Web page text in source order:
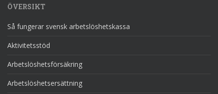
ÖVERSIKT
Så fungerar svensk arbetslöshetskassa
Aktivitetsstöd
Arbetslöshetsförsäkring
Arbetslöshetsersättning